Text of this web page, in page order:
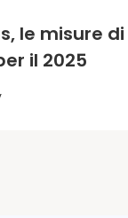
le misure di
il 2025